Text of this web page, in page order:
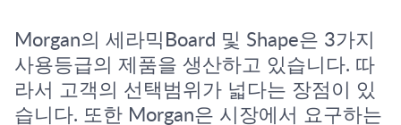
Morgan의 세라믹Board 및 Shape은 3가지
사용등급의 제품을 생산하고 있습니다. 따
라서 고객의 선택범위가 넓다는 장점이 있
습니다. 또한 Morgan은 시장에서 요구하는